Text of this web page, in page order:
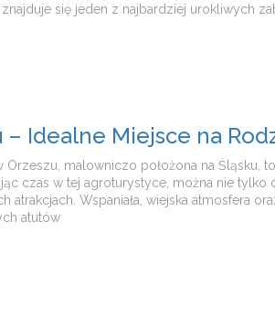
się jeden z najbardziej urokliwych
Idealne Miejsce na
malowniczo położona na Śląsku,
czas w tej agroturystyce, można nie
atrakcjach. Wspaniała, wiejska atmosfera
atutów